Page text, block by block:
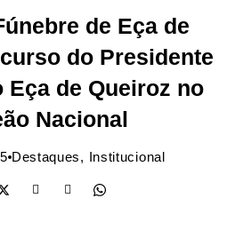
de Eça de
do Presidente
Eça de Queiroz no
Nacional
Destaques, Institucional